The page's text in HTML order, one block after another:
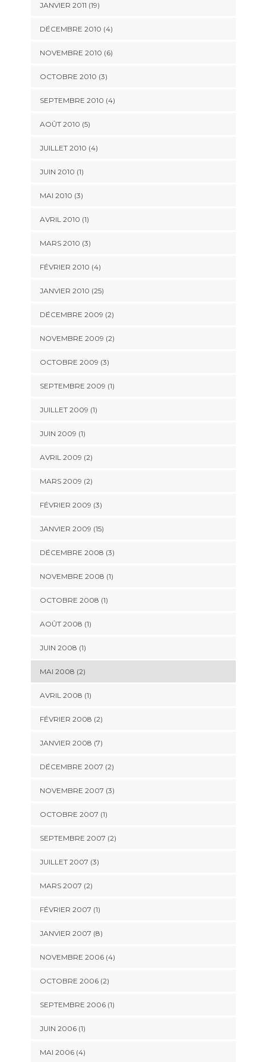
JANVIER 2011 (19)
DÉCEMBRE 2010 (4)
NOVEMBRE 2010 (6)
OCTOBRE 2010 (3)
SEPTEMBRE 2010 (4)
AOÛT 2010 (5)
JUILLET 2010 (4)
JUIN 2010 (1)
MAI 2010 (3)
AVRIL 2010 (1)
MARS 2010 (3)
FÉVRIER 2010 (4)
JANVIER 2010 (25)
DÉCEMBRE 2009 (2)
NOVEMBRE 2009 (2)
OCTOBRE 2009 (3)
SEPTEMBRE 2009 (1)
JUILLET 2009 (1)
JUIN 2009 (1)
AVRIL 2009 (2)
MARS 2009 (2)
FÉVRIER 2009 (3)
JANVIER 2009 (15)
DÉCEMBRE 2008 (3)
NOVEMBRE 2008 (1)
OCTOBRE 2008 (1)
AOÛT 2008 (1)
JUIN 2008 (1)
MAI 2008 (2)
AVRIL 2008 (1)
FÉVRIER 2008 (2)
JANVIER 2008 (7)
DÉCEMBRE 2007 (2)
NOVEMBRE 2007 (3)
OCTOBRE 2007 (1)
SEPTEMBRE 2007 (2)
JUILLET 2007 (3)
MARS 2007 (2)
FÉVRIER 2007 (1)
JANVIER 2007 (8)
NOVEMBRE 2006 (4)
OCTOBRE 2006 (2)
SEPTEMBRE 2006 (1)
JUIN 2006 (1)
MAI 2006 (4)